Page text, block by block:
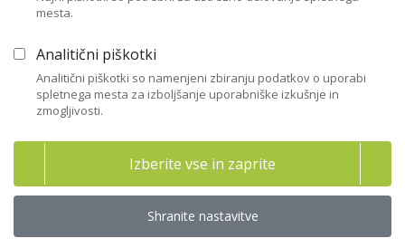
716 16
mesta.
Analitični piškotki
Analitični piškotki so namenjeni zbiranju podatkov o uporabi
spletnega mesta za izboljšanje uporabniške izkušnje in
zmogljivosti.
Izberite vse in zaprite
Shranite nastavitve